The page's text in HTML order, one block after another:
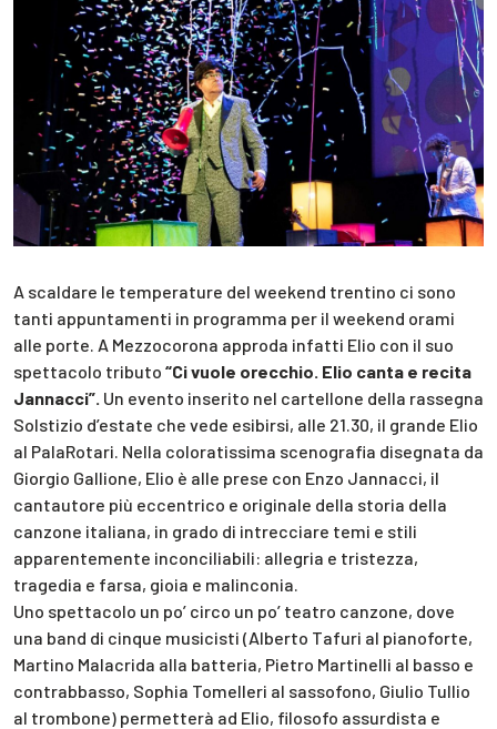
A scaldare le temperature del weekend trentino ci sono
tanti appuntamenti in programma per il weekend orami
alle porte. A Mezzocorona approda infatti Elio con il suo
spettacolo tributo “Ci vuole orecchio. Elio canta e recita
Jannacci”. Un evento inserito nel cartellone della rassegna
Solstizio d’estate che vede esibirsi, alle 21.30, il grande Elio
al PalaRotari. Nella coloratissima scenografia disegnata da
Giorgio Gallione, Elio è alle prese con Enzo Jannacci, il
cantautore più eccentrico e originale della storia della
canzone italiana, in grado di intrecciare temi e stili
apparentemente inconciliabili: allegria e tristezza,
tragedia e farsa, gioia e malinconia.
Uno spettacolo un po’ circo un po’ teatro canzone, dove
una band di cinque musicisti (Alberto Tafuri al pianoforte,
Martino Malacrida alla batteria, Pietro Martinelli al basso e
contrabbasso, Sophia Tomelleri al sassofono, Giulio Tullio
al trombone) permetterà ad Elio, filosofo assurdista e